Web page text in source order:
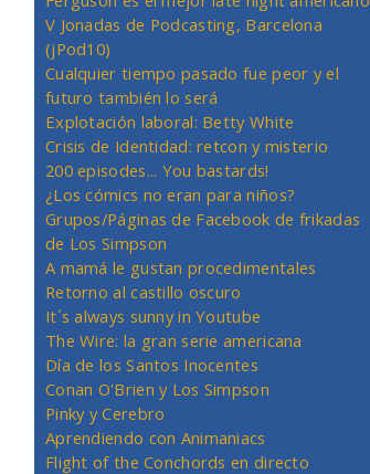
V Jonadas de Podcasting, Barcelona
(jPod10)
Cualquier tiempo pasado fue peor y el
futuro también lo será
Explotación laboral: Betty White
Crisis de Identidad: retcon y misterio
200 episodes... You bastards!
¿Los cómics no eran para niños?
Grupos/Páginas de Facebook de frikadas
de Los Simpson
A mamá le gustan procedimentales
Retorno al castillo oscuro
It´s always sunny in Youtube
The Wire: la gran serie americana
Día de los Santos Inocentes
Conan O'Brien y Los Simpson
Pinky y Cerebro
Aprendiendo con Animaniacs
Flight of the Conchords en directo